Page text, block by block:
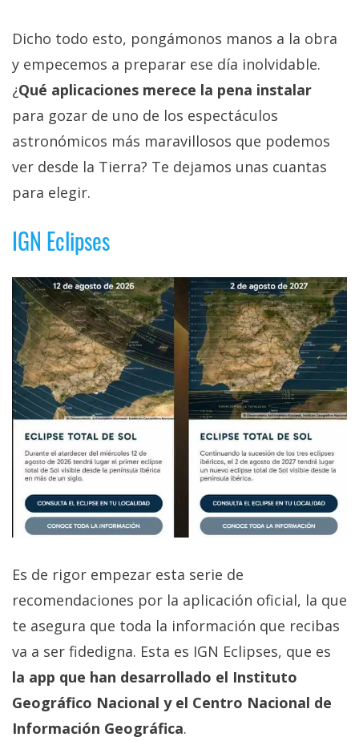
Dicho todo esto, pongámonos manos a la obra
y empecemos a preparar ese día inolvidable.
¿Qué aplicaciones merece la pena instalar
para gozar de uno de los espectáculos
astronómicos más maravillosos que podemos
ver desde la Tierra? Te dejamos unas cuantas
para elegir.
IGN Eclipses
Es de rigor empezar esta serie de
recomendaciones por la aplicación oficial, la que
te asegura que toda la información que recibas
va a ser fidedigna. Esta es IGN Eclipses, que es
la app que han desarrollado el Instituto
Geográfico Nacional y el Centro Nacional de
Información Geográfica.